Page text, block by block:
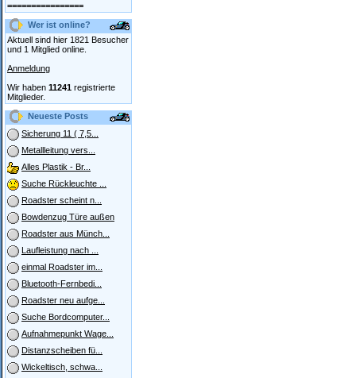
================
Wer ist online?
Aktuell sind hier 1821 Besucher
und 1 Mitglied online.
Anmeldung
Wir haben 11241 registrierte
Mitglieder.
Neueste Posts
Sicherung 11 ( 7,5...
Metallleitung vers...
Alles Plastik - Br...
Suche Rückleuchte ...
Roadster scheint n...
Bowdenzug Türe außen
Roadster aus Münch...
Laufleistung nach ...
einmal Roadster im...
Bluetooth-Fernbedi...
Roadster neu aufge...
Suche Bordcomputer...
Aufnahmepunkt Wage...
Distanzscheiben fü...
Wickeltisch, schwa...